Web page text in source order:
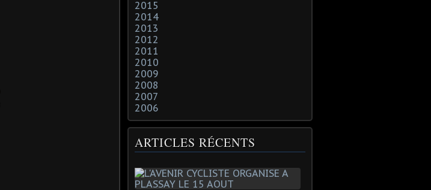
2015
2014
2013
2012
2011
2010
2009
2008
2007
2006
ARTICLES RÉCENTS